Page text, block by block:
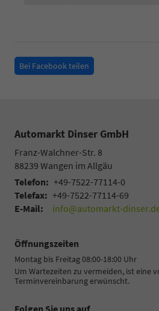
Bei Facebook teilen
Automarkt Dinser GmbH
Franz-Walchner-Str. 8
88239 Wangen im Allgäu
Telefon: +49-7522-77114-0
Telefax: +49-7522-77114-69
E-Mail:
info@automarkt-
Öffnungszeiten
Montag bis Freitag 08:00-18:00 Uhr
Um Wartezeiten zu vermeiden, ist eine
Terminvereinbarung erwünscht.